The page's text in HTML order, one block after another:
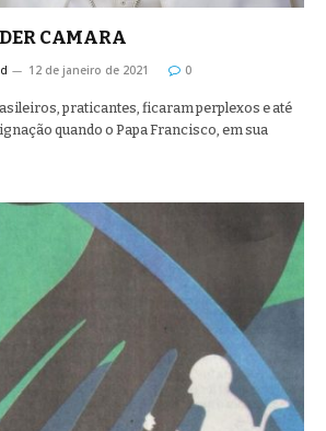
CAMARA
12 de janeiro de 2021 0
praticantes, ficaram perplexos e até
quando o Papa Francisco, em sua